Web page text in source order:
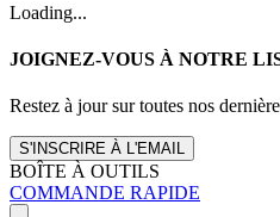
Loading...
JOIGNEZ-VOUS À NOTRE
Restez à jour sur toutes nos
S'INSCRIRE À L'EMAIL
BOÎTE À OUTILS
COMMANDE RAPIDE